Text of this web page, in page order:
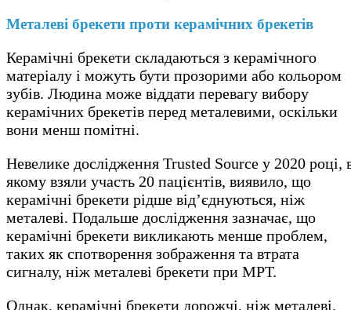
Металеві брекети проти керамічних брекетів
Керамічні брекети складаються з керамічного
матеріалу і можуть бути прозорими або кольором
зубів. Людина може віддати перевагу вибору
керамічних брекетів перед металевими, оскільки
вони менш помітні.
Невелике дослідження Trusted Source у 2020 році,
якому взяли участь 20 пацієнтів, виявило, що
керамічні брекети рідше від’єднуються, ніж
металеві. Подальше дослідження зазначає, що
керамічні брекети викликають менше проблем,
таких як спотворення зображення та втрата
сигналу, ніж металеві брекети при МРТ.
Однак, керамічні брекети дорожчі, ніж металеві.